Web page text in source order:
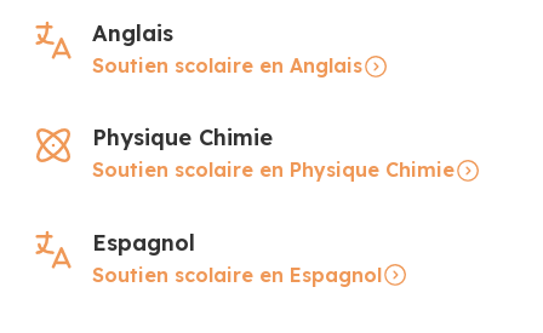
Anglais
Soutien scolaire en Anglais
Physique Chimie
Soutien scolaire en Physique Chimie
Espagnol
Soutien scolaire en Espagnol